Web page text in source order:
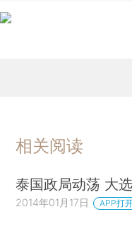
相关阅读
泰国政局动荡 大
2014年01月17日 APP打